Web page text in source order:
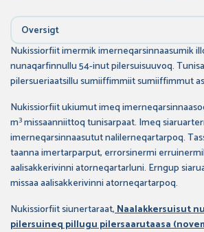
Oversigt
Nukissiorfiit imermik imerneqarsinnaasumik
nunaqarfinnullu 54-inut pilersuisuuvoq.
pilersueriaatsillu sumiiffimmiit sumiiffimmut
Nukissiorfiit ukiumut imeq
m3missaanniittoq tunisarpaat. Imeq
imerneqarsinnaasutut nalilerneqartarpoq.
taanna imertarparput, errorsinermi
aalisakkerivinni atorneqartarluni. Erngup
missaa aalisakkerivinni atorneqartarpoq.
Nukissiorfiit siunertaraat,Naalakkersuisut
pilersuineq pillugu pilersaarutaasa